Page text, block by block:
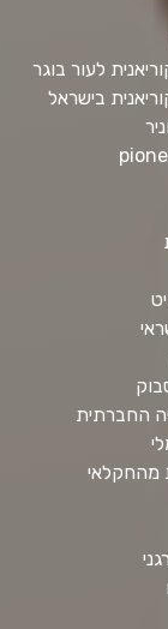
לעור בוגר
בישראל
החברתית
מהחקלאי